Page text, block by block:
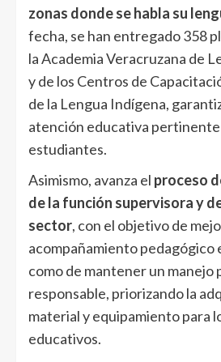
zonas donde se habla su
fecha, se han entregado 358
la Academia Veracruzana de
y de los Centros de
de la Lengua Indígena,
atención educativa pertinente
estudiantes.
Asimismo, avanza el proceso
de la función supervisora y
sector, con el objetivo de
acompañamiento pedagógico
como de mantener un manejo
responsable, priorizando la
material y equipamiento para
educativos.